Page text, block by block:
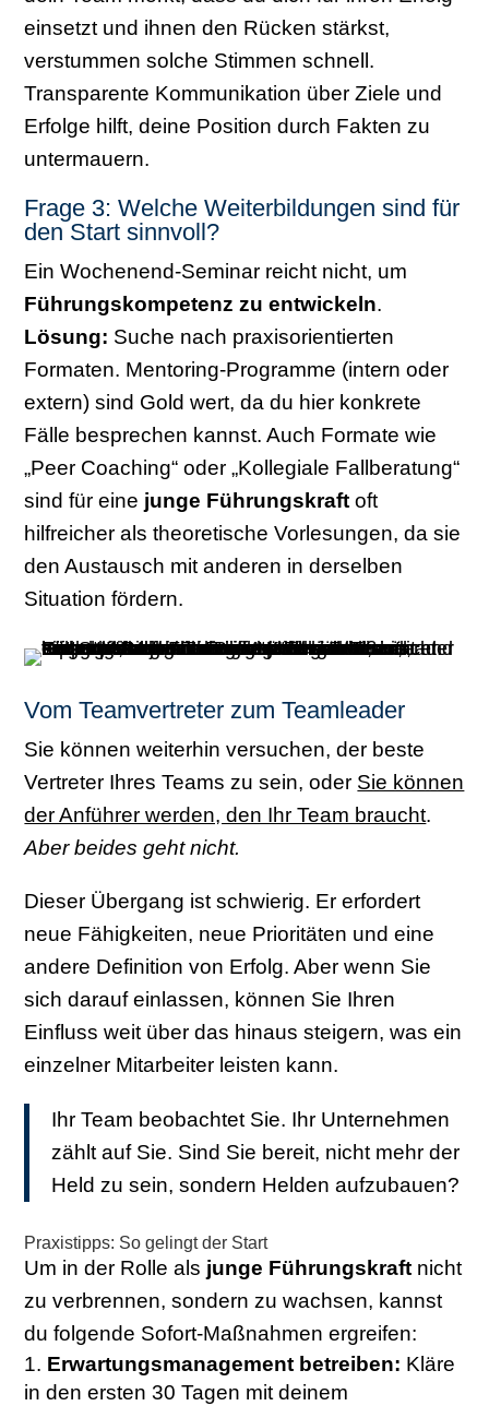
einsetzt und ihnen den Rücken stärkst,
verstummen solche Stimmen schnell.
Transparente Kommunikation über Ziele und
Erfolge hilft, deine Position durch Fakten zu
untermauern.
Frage 3: Welche Weiterbildungen sind für
den Start sinnvoll?
Ein Wochenend-Seminar reicht nicht, um
Führungskompetenz zu entwickeln.
Lösung: Suche nach praxisorientierten
Formaten. Mentoring-Programme (intern oder
extern) sind Gold wert, da du hier konkrete
Fälle besprechen kannst. Auch Formate wie
„Peer Coaching“ oder „Kollegiale Fallberatung“
sind für eine junge Führungskraft oft
hilfreicher als theoretische Vorlesungen, da sie
den Austausch mit anderen in derselben
Situation fördern.
Vom Teamvertreter zum Teamleader
Sie können weiterhin versuchen, der beste
Vertreter Ihres Teams zu sein, oder Sie können
der Anführer werden, den Ihr Team braucht.
Aber beides geht nicht.
Dieser Übergang ist schwierig. Er erfordert
neue Fähigkeiten, neue Prioritäten und eine
andere Definition von Erfolg. Aber wenn Sie
sich darauf einlassen, können Sie Ihren
Einfluss weit über das hinaus steigern, was ein
einzelner Mitarbeiter leisten kann.
Ihr Team beobachtet Sie. Ihr Unternehmen
zählt auf Sie. Sind Sie bereit, nicht mehr der
Held zu sein, sondern Helden aufzubauen?
Praxistipps: So gelingt der Start
Um in der Rolle als junge Führungskraft nicht
zu verbrennen, sondern zu wachsen, kannst
du folgende Sofort-Maßnahmen ergreifen:
Erwartungsmanagement betreiben: Kläre
in den ersten 30 Tagen mit deinem